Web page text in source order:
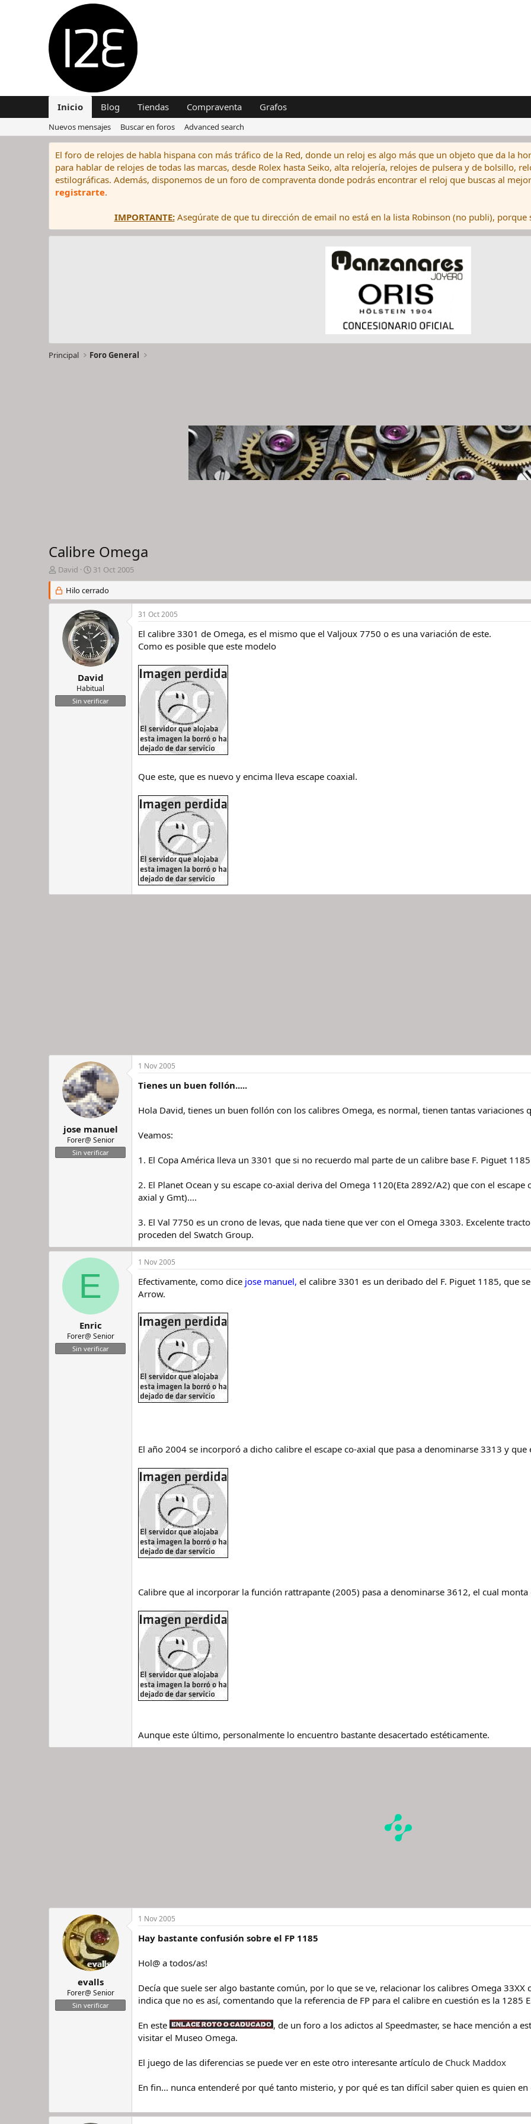
Inicio Blog Tiendas Compraventa Grafos
Nuevos mensajes Buscar en foros Advanced search
El foro de relojes de habla hispana con más tráfico de la Red, donde un reloj es algo más que un objeto que da la
para hablar de relojes de todas las marcas, desde Rolex hasta Seiko, alta relojería, relojes de pulsera y de bolsillo,
estilográficas. Además, disponemos de un foro de compraventa donde podrás encontrar el reloj que buscas al
registrarte.
IMPORTANTE:Asegúrate de que tu dirección de email no está en la lista Robinson (no publi), porque
Principal Foro General
Calibre Omega
I
n
i
c
h
i
David
F
e
c
h
a
d
e
n
i
c
i
o
31 Oct 2005
Hilo cerrado
David
Habitual
Sin verificar
31 Oct 2005
El calibre 3301 de Omega, es el mismo que el Valjoux 7750 o es una variación de este.
Como es posible que este modelo
Que este, que es nuevo y encima lleva escape coaxial.
jose manuel
Forer@ Senior
Sin verificar
1 Nov 2005
Tienes un buen follón.....
Hola David, tienes un buen follón con los calibres Omega, es normal, tienen tantas variaciones
Veamos:
1. El Copa América lleva un 3301 que si no recuerdo mal parte de un calibre base F. Piguet
2. El Planet Ocean y su escape co-axial deriva del Omega 1120(Eta 2892/A2) que con el
axial y Gmt)....
3. El Val 7750 es un crono de levas, que nada tiene que ver con el Omega 3303. Excelente
proceden del Swatch Group.
E
Enric
Forer@ Senior
Sin verificar
1 Nov 2005
Efectivamente, como dice jose manuel, el calibre 3301 es un deribado del F. Piguet 1185, que
Arrow.
El año 2004 se incorporó a dicho calibre el escape co-axial que pasa a denominarse 3313 y
Calibre que al incorporar la función rattrapante (2005) pasa a denominarse 3612, el cual
Aunque este último, personalmente lo encuentro bastante desacertado estéticamente.
evalls
Forer@ Senior
Sin verificar
1 Nov 2005
Hay bastante confusión sobre el FP 1185
Hol@ a todos/as!
Decía que suele ser algo bastante común, por lo que se ve, relacionar los calibres Omega
indica que no es así, comentando que la referencia de FP para el calibre en cuestión es la 1285
En este
, de un foro a los adictos al Speedmaster, se hace mención a
visitar el Museo Omega.
El juego de las diferencias se puede ver en este otro interesante artículo de Chuck Maddox
En fin... nunca entenderé por qué tanto misterio, y por qué es tan difícil saber quien es quien